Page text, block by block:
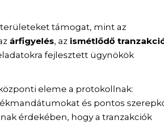
területeket támogat, mint az
árfigyelés, az ismétlődő
fejlesztett ügynökök
központi eleme a protokollnak:
és pontos
érdekében, hogy a tranzakciók